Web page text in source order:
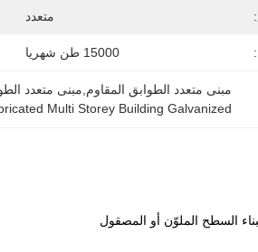
متعدد
15000 طن شهريا
مبنى متعدد الطوابق المقاوم,مبنى متعدد
Multi Storey Building Galvanized
السطح الملوّن أو المصقول